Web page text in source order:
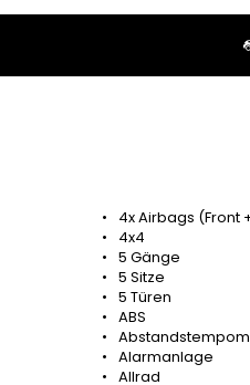
4x Airbags (Front
4x4
5 Gänge
5 Sitze
5 Türen
ABS
Alarmanlage
Allrad